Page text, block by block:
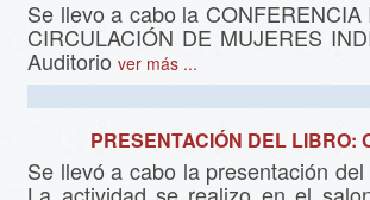
Se llevo a cabo la CONFERENCIA
CIRCULACIÓN DE MUJERES
Auditoriover más ...
PRESENTACIÓN DEL LIBRO:
Se llevó a cabo la presentación